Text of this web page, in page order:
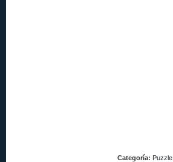
Categoría: Puzzle